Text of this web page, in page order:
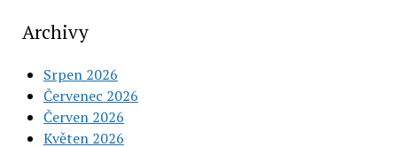
Archivy
Srpen 2026
Červenec 2026
Červen 2026
Květen 2026